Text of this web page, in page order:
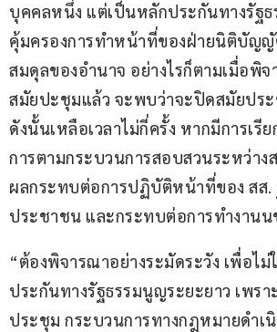
บุคคลหนึ่ง แต่เป็นหลักประกันทางรัฐ
คุ้มครองการทำหน้าที่ของฝ่ายนิติบัญญั
สมดุลของอำนาจ อย่างไรก็ตามเมื่อพิจ
สมัยปะชุมแล้ว จะพบว่าจะปิดสมัยประ
ดังนั้นเหลือเวลาไม่กี่ครั้ง หากมีการเรี
การตามกระบวนการสอบสวนระหว่าง
ผลกระทบต่อการปฏิบัติหน้าที่ของ สส
ประชาชน และกระทบต่อการทำงานน
“ต้องพิจารณาอย่างระมัดระวัง เพื่อไ
ประกันทางรัฐธรรมนูญระยะยาว เพร
ประชุม กระบวนการทางกฎหมายดำเนิ